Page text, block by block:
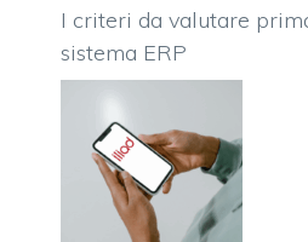
I criteri da valutare
sistema ERP